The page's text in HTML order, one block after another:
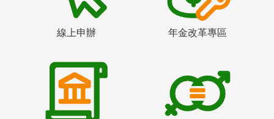
線上申辦 年金改革專區